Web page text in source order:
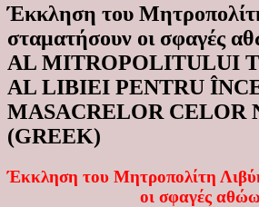
Έκκληση του
σταματήσουν οι σφαγές
AL MITROPOLITULUI
AL LIBIEI PENTRU
MASACRELOR CELOR
(GREEK)
Έκκληση του Μητροπολίτη
οι σφαγές